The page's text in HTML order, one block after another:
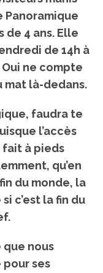
Panoramique
de 4 ans. Elle
de 14h à
Oui ne compte
mat là-dedans.
faudra te
l’accès
fait à pieds
qu’en
du monde, la
c’est la fin du
que nous
ses